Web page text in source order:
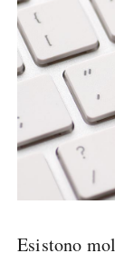
Esistono